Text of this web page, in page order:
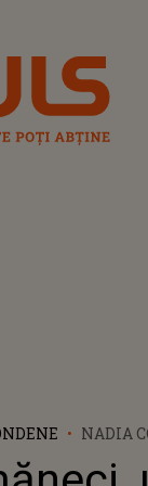
NADIA